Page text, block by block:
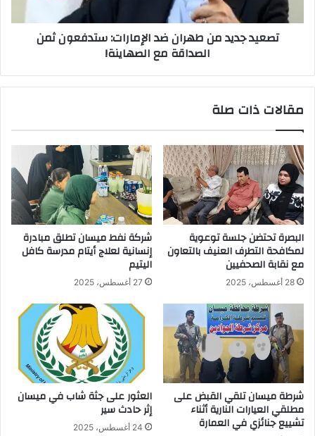
ثمن
الصداقة
تصعيد جديد من طهران ضد الإمارات: ستدفعون ثمن
الصداقة مع الصهاينة!
مقالات ذات صلة
البصرة تحتضن جلسة توعوية
لمكافحة التطرف العنيف بالتعاون
مع نقابة الصحفيين
28 أغسطس، 2025
شركة نفط ميسان تطلق مبادرة
إنسانية لعلاج أيتام مدرسة كافل
اليتيم
27 أغسطس، 2025
شرطة ميسان تلقي القبض على
مطلقي العيارات النارية أثناء
تشييع جنائزي في العمارة
العثور على جثة شاب في ميسان
إثر حادث سير
24 أغسطس، 2025